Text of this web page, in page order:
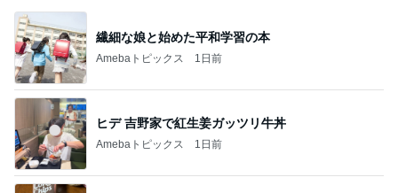
繊細な娘と始めた平和学習の本
Amebaトピックス 1日前
ヒデ 吉野家で紅生姜ガッツリ牛丼
Amebaトピックス 1日前